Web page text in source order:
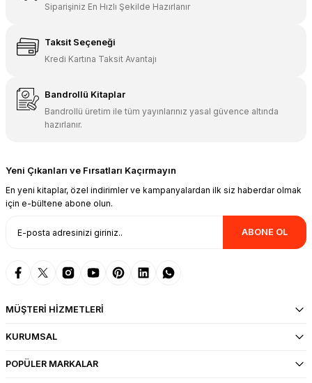
Siparişiniz En Hızlı Şekilde Hazırlanır
Taksit Seçeneği
Kredi Kartına Taksit Avantajı
Bandrollü Kitaplar
Bandrollü üretim ile tüm yayınlarınız yasal güvence altında
hazırlanır.
Yeni Çıkanları ve Fırsatları Kaçırmayın
En yeni kitaplar, özel indirimler ve kampanyalardan ilk siz haberdar olmak
için e-bültene abone olun.
ABONE OL
MÜŞTERİ HİZMETLERİ
KURUMSAL
POPÜLER MARKALAR